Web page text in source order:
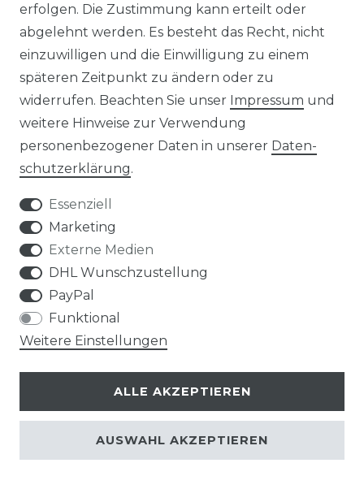
Heizbetrieb
6Energieeffizienzgröße des Geräts im Heizbetrieb
7 Geräuschemissionen bei Standardbetrieb. Bedingungen:
Abstand zum Gerät: 1 Meter.
8Treibhauspotenzial des verwendeten Kältemittels
Technische Änderungen und Irrtümer vorbehalten.
* inkl. ges. MwSt. zzgl.
AGB
IMPRESSUM
BARRIEREFREIHEITSERKLÄRUNG
erfolgen. Die Zustimmung kann erteilt oder
abgelehnt werden. Es besteht das Recht, nicht
einzuwilligen und die Einwilligung zu einem
späteren Zeitpunkt zu ändern oder zu
widerrufen. Beachten Sie unser Impressum und
weitere Hinweise zur Verwendung
personenbezogener Daten in unserer Daten­
schutz­erklärung.
Essenziell
Marketing
Externe Medien
DHL Wunschzustellung
PayPal
Funktional
Weitere Einstellungen
ALLE AKZEPTIEREN
AUSWAHL AKZEPTIEREN